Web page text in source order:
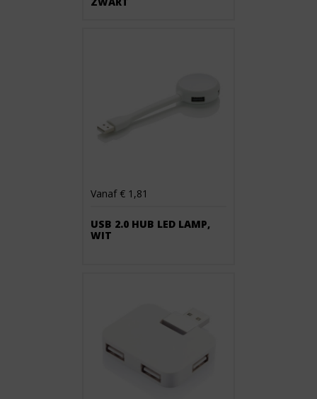
Vanaf € 1,81
USB 2.0 HUB LED LAMP,
WIT